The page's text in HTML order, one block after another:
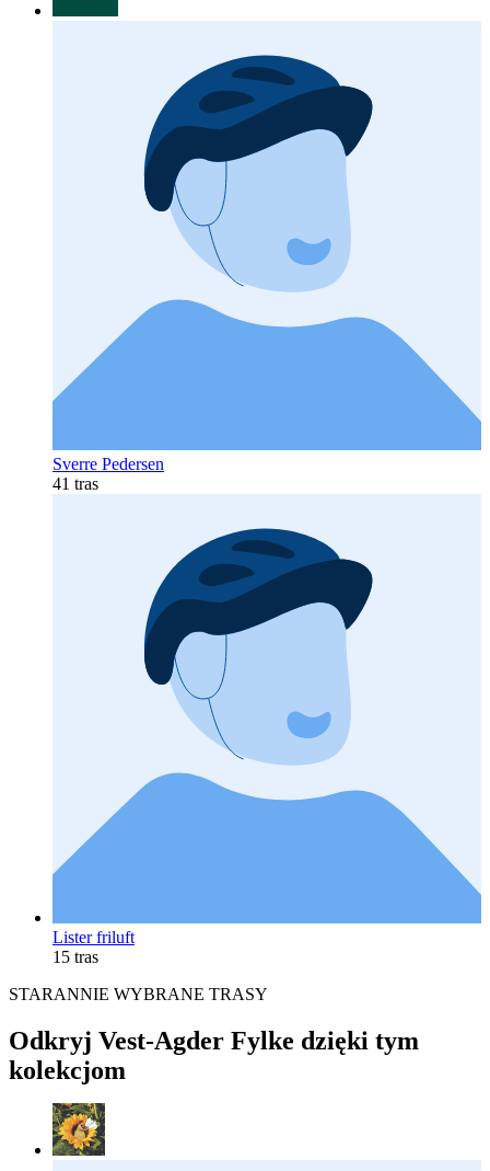
Sverre Pedersen
41 tras
Lister friluft
15 tras
STARANNIE WYBRANE TRASY
Odkryj Vest-Agder Fylke dzięki tym
kolekcjom